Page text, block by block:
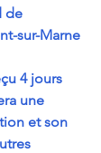
de
sur-Marne
4 jours
une
et son